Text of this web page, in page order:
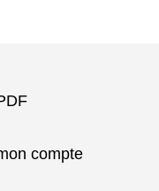
compte